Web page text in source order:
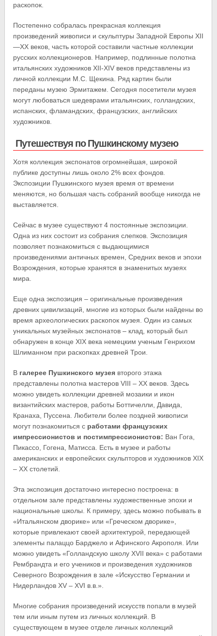
раскопок.
Постепенно собралась прекрасная коллекция
произведений живописи и скульптуры Западной Европы XII
—XX веков, часть которой составили частные коллекции
русских коллекционеров. Например, подлинные полотна
итальянских художников XII-XIV веков представлены из
личной коллекции М.С. Щекина. Ряд картин были
переданы музею Эрмитажем. Сегодня посетители музея
могут любоваться шедеврами итальянских, голландских,
испанских, фламандских, французских, английских
художников.
Путешествуя по Пушкинскому музею
Хотя коллекция экспонатов огромнейшая, широкой
публике доступны лишь около 2% всех фондов.
Экспозиции Пушкинского музея время от времени
меняются, но большая часть собраний вообще никогда не
выставляется.
Сейчас в музее существуют 4 постоянные экспозиции.
Одна из них состоит из собрания слепков. Экспозиция
позволяет познакомиться с выдающимися
произведениями античных времен, Средних веков и эпохи
Возрождения, которые хранятся в знаменитых музеях
мира.
Еще одна экспозиция – оригинальные произведения
древних цивилизаций, многие из которых были найдены во
время археологических раскопок музея. Один из самых
уникальных музейных экспонатов – клад, который был
обнаружен в конце XIX века немецким ученым Генрихом
Шлиманном при раскопках древней Трои.
В галерее Пушкинского музея второго этажа
представлены полотна мастеров VIII – XX веков. Здесь
можно увидеть коллекции древней мозаики и икон
византийских мастеров, работы Боттичелли, Давида,
Кранаха, Пуссена. Любители более поздней живописи
могут познакомиться с работами французских
импрессионистов и постимпрессионистов: Ван Гога,
Пикассо, Гогена, Матисса. Есть в музее и работы
американских и европейских скульпторов и художников XIX
– XX столетий.
Эта экспозиция достаточно интересно построена: в
отдельном зале представлены художественные эпохи и
национальные школы. К примеру, здесь можно побывать в
«Итальянском дворике» или «Греческом дворике»,
которые привлекают своей архитектурой, передающей
элементы палаццо Барджело и Афинского Акрополя. Или
можно увидеть «Голландскую школу XVII века» с работами
Рембрандта и его учеников и произведения художников
Северного Возрождения в зале «Искусство Германии и
Нидерландов XV – XVI в.в.».
Многие собрания произведений искусств попали в музей
тем или иным путем из личных коллекций. В
существующем в музее отделе личных коллекций